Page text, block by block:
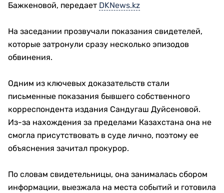
Бажкеновой, передает DKNews.kz
На заседании прозвучали показания свидетелей,
которые затронули сразу несколько эпизодов
обвинения.
Одним из ключевых доказательств стали
письменные показания бывшего собственного
корреспондента издания Сандугаш Дуйсеновой.
Из-за нахождения за пределами Казахстана она не
смогла присутствовать в суде лично, поэтому ее
объяснения зачитал прокурор.
По словам свидетельницы, она занималась сбором
информации, выезжала на места событий и готовила